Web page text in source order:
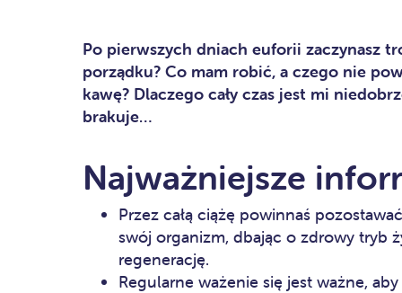
Po pierwszych dniach euforii zaczynasz
porządku? Co mam robić, a czego nie
kawę? Dlaczego cały czas jest mi
brakuje…
Najważniejsze
Przez całą ciążę powinnaś
swój organizm, dbając o zdrowy tryb
regenerację.
Regularne ważenie się jest ważne,